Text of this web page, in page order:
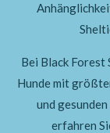
Bei Black Forest
Hunde mit
und
erfahren